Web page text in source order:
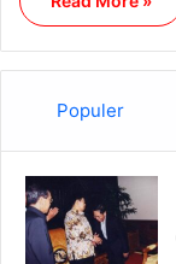
Populer